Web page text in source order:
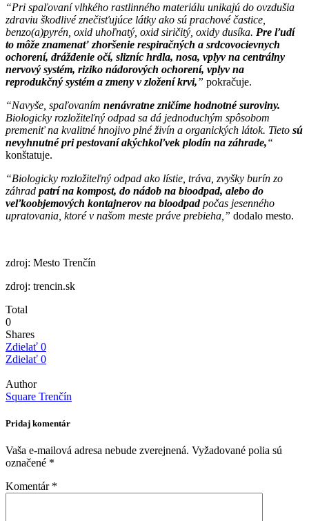
“Pri spaľovaní vlhkého rastlinného materiálu unikajú do ovzdušia
zdraviu škodlivé znečisťujúce látky ako sú prachové častice,
benzo(a)pyrén, oxid uhoľnatý, oxid siričitý, oxidy dusíka. Pre ľudí
to môže znamenať zhoršenie respiračných a srdcovocievnych
ochorení, dráždenie očí, slizníc hrdla, nosa, vplyv na centrálny
nervový systém, riziko nádorových ochorení, vplyv na
reprodukčný systém a zmeny v zložení krvi,” pokračuje.
“Navyše, spaľovaním nenávratne zničíme hodnotné suroviny.
Biologicky rozložiteľný odpad sa dá jednoduchým spôsobom
premeniť na kvalitné hnojivo plné živín a organických látok. Tieto sú
nevyhnutné pri pestovaní akýchkoľvek plodín na záhrade,“
konštatuje.
“Biologicky rozložiteľný odpad ako lístie, tráva, zvyšky burín zo
záhrad patrí na kompost, do nádob na bioodpad, alebo do
veľkoobjemových kontajnerov na bioodpadpočas jesenného
upratovania, ktoré v našom meste práve prebieha,” dodalo mesto.
zdroj: Mesto Trenčín
zdroj: trencin.sk
Total
0
Shares
Zdielať 0
Zdielať 0
Author
Square Trenčín
Pridaj komentár
Vaša e-mailová adresa nebude zverejnená. Vyžadované polia sú
označené *
Komentár *